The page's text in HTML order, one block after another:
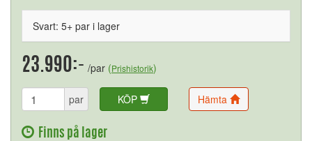
Svart: 5+ par i lager
23.990:- /par (Prishistorik)
par KÖP Hämta
Finns på lager